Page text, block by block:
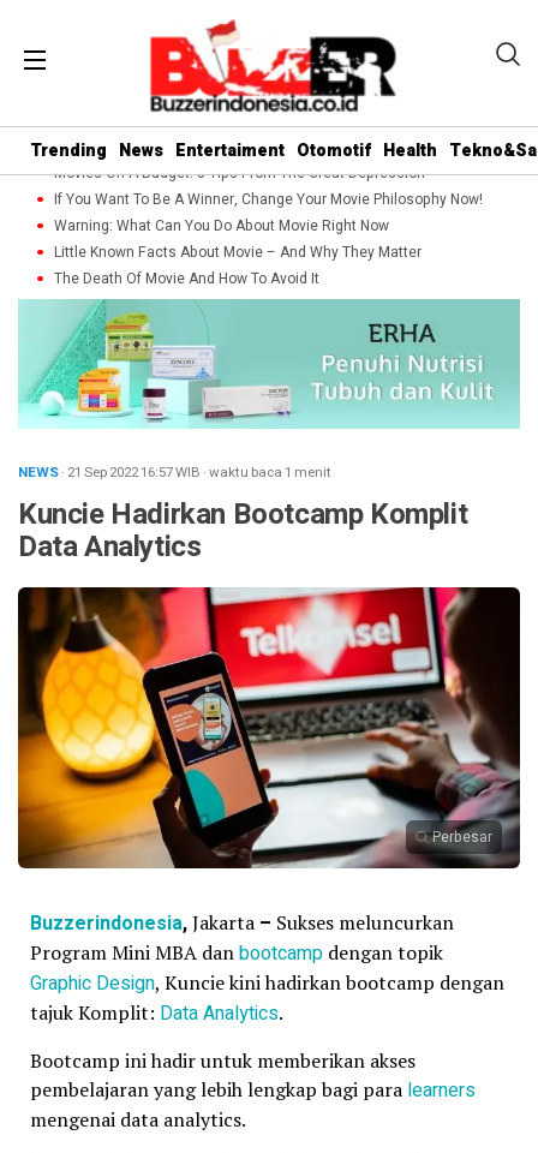
Trending News Entertaiment Otomotif Health
Movies On A Budget: 5 Tips From The Great Depression
If You Want To Be A Winner, Change Your Movie Philosophy Now!
Warning: What Can You Do About Movie Right Now
Little Known Facts About Movie – And Why They Matter
The Death Of Movie And How To Avoid It
NEWS· 21 Sep 202216:57WIB ·waktu baca 1 menit
Kuncie Hadirkan Bootcamp Komplit
Data Analytics
Perbesar
Buzzerindonesia,Jakarta – Sukses meluncurkan
Program Mini MBA danbootcamp dengan topik
Graphic Design, Kuncie kini hadirkan bootcamp dengan
tajuk Komplit: Data Analytics.
Bootcamp ini hadir untuk memberikan akses
pembelajaran yang lebih lengkap bagi para learners
mengenai data analytics.